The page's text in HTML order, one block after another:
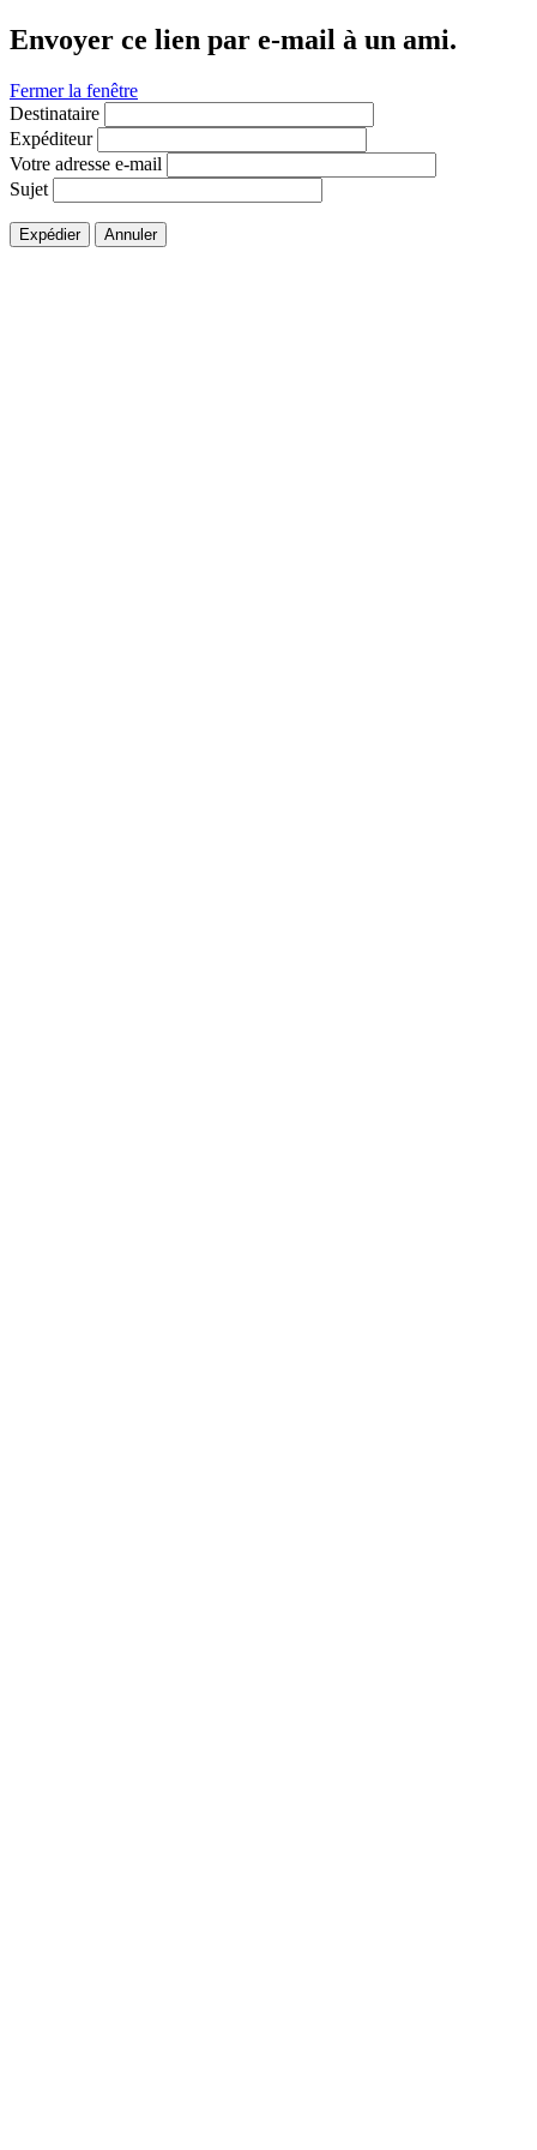
Envoyer ce lien par e-mail à un ami.
Fermer la fenêtre
Destinataire
Expéditeur
Votre adresse e-mail
Sujet
Expédier Annuler